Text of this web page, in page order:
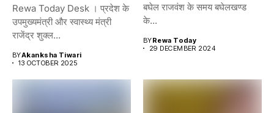
Rewa Today Desk । प्रदेश के
उपमुख्यमंत्री और स्वास्थ्य मंत्री
राजेंद्र शुक्ल...
BYAkanksha Tiwari
13 OCTOBER 2025
बघेल राजवंश के समय बघेलखण्ड
के...
BYRewa Today
29 DECEMBER 2024